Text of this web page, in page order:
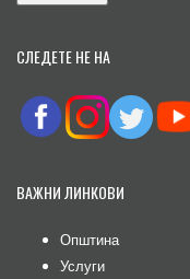
СЛЕДЕТЕ НЕ НА
ВАЖНИ ЛИНКОВИ
Општина
Услуги